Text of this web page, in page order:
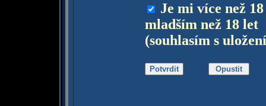
Je mi více než
mladším než 18 let
(souhlasím s